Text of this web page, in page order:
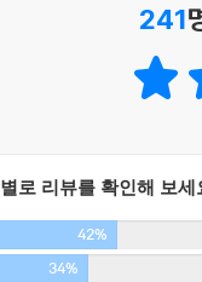
로 했다. 나 여기 있다
찾고, 서로에 의해서
당연하다. 더 잘 살
241
로 리뷰를 확인해 보세
42%
34%